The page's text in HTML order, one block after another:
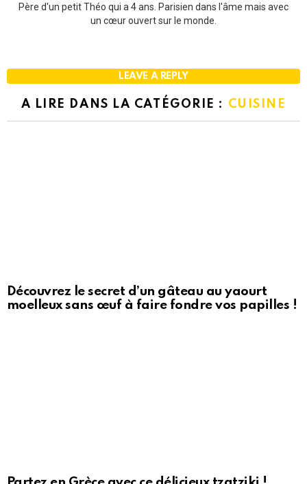
Père d'un petit Théo qui a 4 ans. Parisien dans l'âme mais avec
un cœur ouvert sur le monde.
LEAVE A REPLY
A LIRE DANS LA CATÉGORIE : CUISINE
Découvrez le secret d’un gâteau au yaourt
moelleux sans œuf à faire fondre vos papilles !